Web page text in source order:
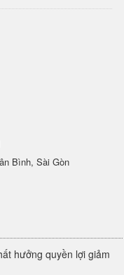
Bình, Sài Gòn
hưởng quyền lợi giảm